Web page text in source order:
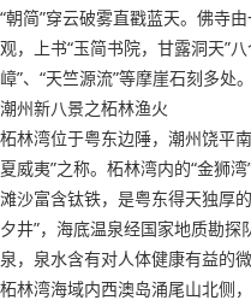
“朝简”穿云破雾直戳蓝天。佛寺
观，上书“玉简书院，甘露洞天”
嶂”、“天竺源流”等摩崖石刻多处。
潮州新八景之柘林渔火
柘林湾位于粤东边陲，潮州饶平
夏威夷”之称。柘林湾内的“金狮
滩沙富含钛铁，是粤东得天独厚
夕井”，海底温泉经国家地质勘
泉，泉水含有对人体健康有益的
柘林湾海域内西澳岛涌尾山北侧